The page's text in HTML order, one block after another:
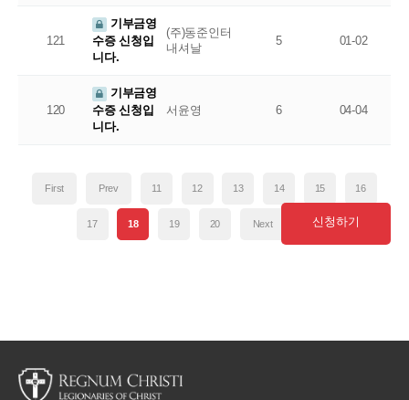
121
기부금영
수증 신청입
니다.
(주)동준인터
내셔날
5 01-02
120
기부금영
수증 신청입
니다.
서윤영 6 04-04
First Prev 11 12 13 14 15 16
17 18 19 20 Next Last
신청하기